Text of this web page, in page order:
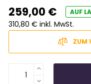
259,00 € AUF
310,80 € inkl. MwSt.
ZUM